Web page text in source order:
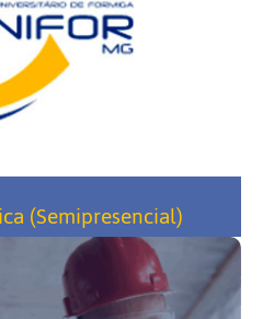
(Semipresencial)